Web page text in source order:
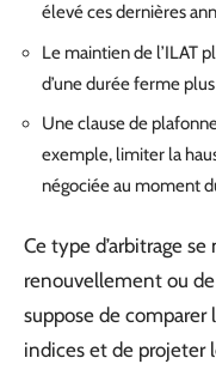
élevé ces dernières
Le maintien de l’ILAT
d’une durée ferme
Une clause de
exemple, limiter la
négociée au moment
Ce type d’arbitrage
renouvellement ou
suppose de
indices et de projeter